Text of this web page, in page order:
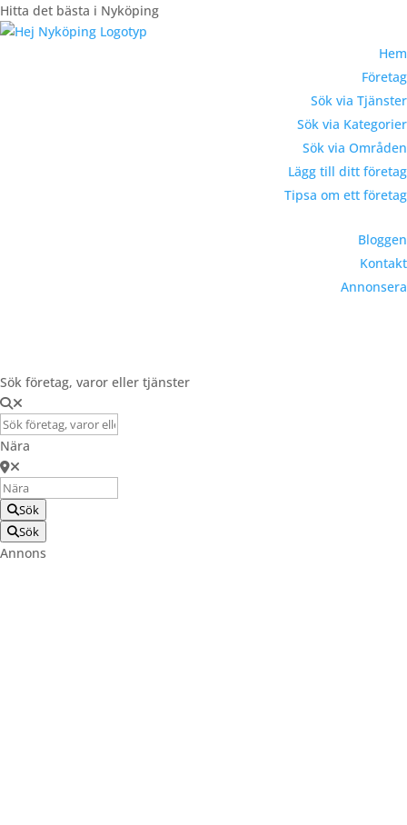
Hitta det bästa i Nyköping
Hem
Företag
Sök via Tjänster
Sök via Kategorier
Sök via Områden
Lägg till ditt företag
Tipsa om ett företag
Bloggen
Kontakt
Annonsera
Sök företag, varor eller tjänster
Nära
Sök
Sök
Annons